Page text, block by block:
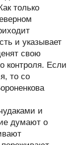
только
и указывает
свою
контроля. Если
то со
и
думают о